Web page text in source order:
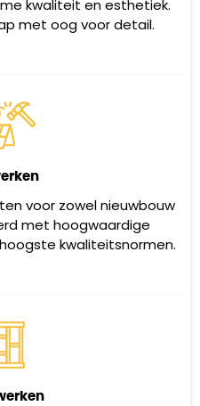
kwaliteit en esthetiek.
met oog voor detail.
voor zowel nieuwbouw
met hoogwaardige
kwaliteitsnormen.